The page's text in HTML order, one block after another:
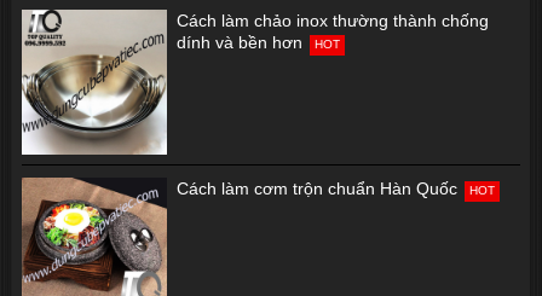
Cách làm chảo inox thường thành chống
dính và bền hơn
HOT
Cách làm cơm trộn chuẩn Hàn Quốc HOT